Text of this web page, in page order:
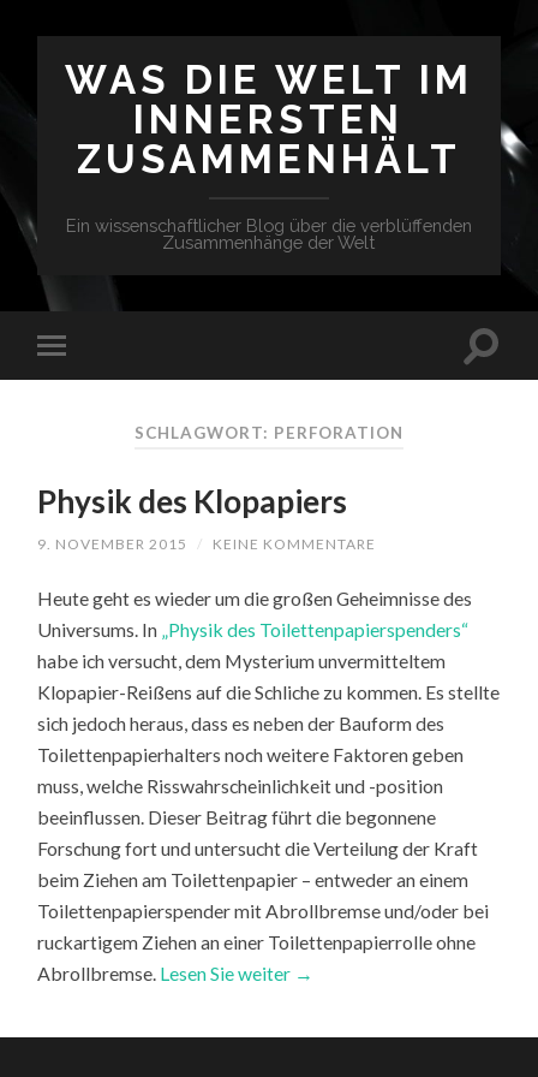
WAS DIE WELT IM
INNERSTEN
ZUSAMMENHÄLT
Ein wissenschaftlicher Blog über die verblüffenden
Zusammenhänge der Welt
SCHLAGWORT: PERFORATION
Physik des Klopapiers
9. NOVEMBER 2015 / KEINE KOMMENTARE
Heute geht es wieder um die großen Geheimnisse des
Universums. In „Physik des Toilettenpapierspenders“
habe ich versucht, dem Mysterium unvermitteltem
Klopapier-Reißens auf die Schliche zu kommen. Es stellte
sich jedoch heraus, dass es neben der Bauform des
Toilettenpapierhalters noch weitere Faktoren geben
muss, welche Risswahrscheinlichkeit und -position
beeinflussen. Dieser Beitrag führt die begonnene
Forschung fort und untersucht die Verteilung der Kraft
beim Ziehen am Toilettenpapier – entweder an einem
Toilettenpapierspender mit Abrollbremse und/oder bei
ruckartigem Ziehen an einer Toilettenpapierrolle ohne
Abrollbremse. Lesen Sie weiter →